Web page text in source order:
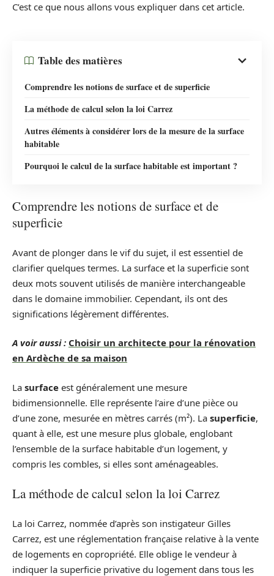
C’est ce que nous allons vous expliquer dans cet article.
Table des matières
Comprendre les notions de surface et de superficie
La méthode de calcul selon la loi Carrez
Autres éléments à considérer lors de la mesure de la surface
habitable
Pourquoi le calcul de la surface habitable est important ?
Comprendre les notions de surface et de
superficie
Avant de plonger dans le vif du sujet, il est essentiel de
clarifier quelques termes. La surface et la superficie sont
deux mots souvent utilisés de manière interchangeable
dans le domaine immobilier. Cependant, ils ont des
significations légèrement différentes.
A voir aussi : Choisir un architecte pour la rénovation
en Ardèche de sa maison
La surface est généralement une mesure
bidimensionnelle. Elle représente l’aire d’une pièce ou
d’une zone, mesurée en mètres carrés (m²). La superficie,
quant à elle, est une mesure plus globale, englobant
l’ensemble de la surface habitable d’un logement, y
compris les combles, si elles sont aménageables.
La méthode de calcul selon la loi Carrez
La loi Carrez, nommée d’après son instigateur Gilles
Carrez, est une réglementation française relative à la vente
de logements en copropriété. Elle oblige le vendeur à
indiquer la superficie privative du logement dans tous les